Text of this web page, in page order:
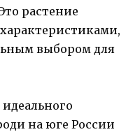
растение
выбором для
на юге России